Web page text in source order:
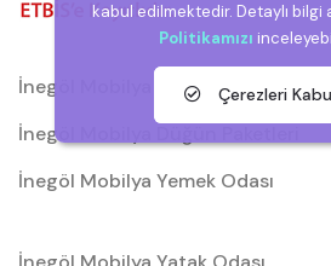
İnegöl Mobilya
İnegöl Mobilya Düğün Paketleri
İnegöl Mobilya Yemek Odası
kabul edilmektedir. Detaylı bilgi
Politikamızı
Çerezleri